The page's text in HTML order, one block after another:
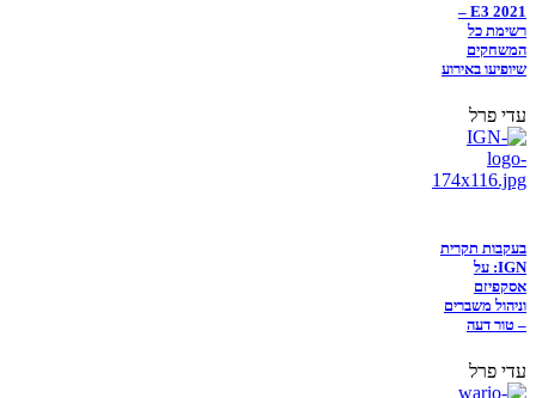
E3 2021 –
רשימת כל
המשחקים
שיופיעו באירוע
עדי פרל
בעקבות תקרית
IGN: על
אסקפיזם
וניהול משברים
– טור דעה
עדי פרל